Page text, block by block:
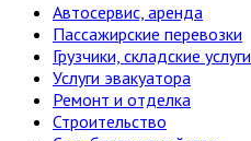
Автосервис, аренда
Пассажирские перевозки
Грузчики, складские услуги
Услуги эвакуатора
Ремонт и отделка
Строительство